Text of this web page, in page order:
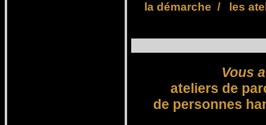
la démarche / les
Vous
ateliers de
de personnes